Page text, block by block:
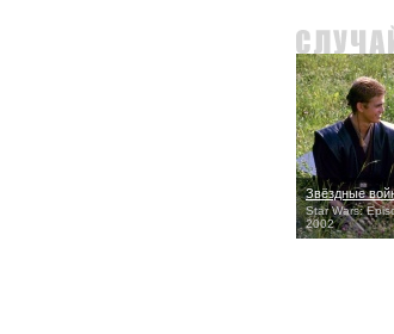
Звёздные
Star Wars:
2002